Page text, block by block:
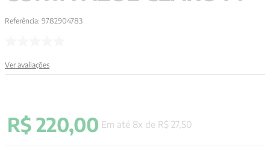
Referência: 9782904783
Ver avaliações
R$ 220,00 Em até 8x de R$ 27, 50